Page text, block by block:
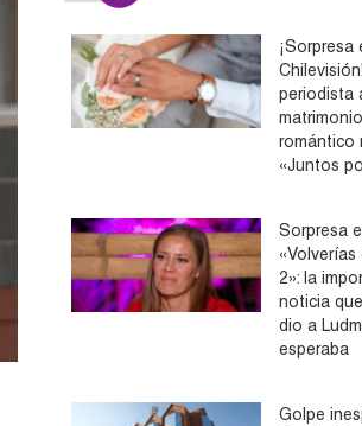
¡Sorpresa
periodista
romántico
«Juntos
Sorpresa
2»: la
noticia
dio a
esperaba
Golpe